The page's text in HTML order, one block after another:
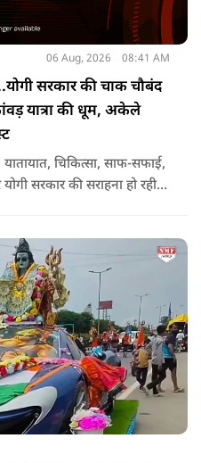
06 Aug, 2026 08:41 AM
सरकार की चाक चौबंद
यात्रा की धूम, अकेले
यातायात, चिकित्सा, साफ-सफाई,
सरकार की सराहना हो रही